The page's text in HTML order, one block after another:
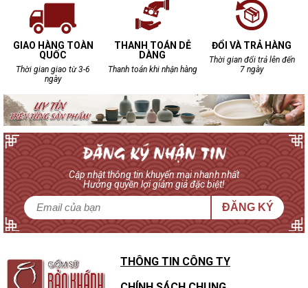
GIAO HÀNG TOÀN
QUỐC
Thời gian giao từ 3-6
ngày
THANH TOÁN DỄ
DÀNG
Thanh toán khi nhận hàng
ĐỔI VÀ TRẢ HÀNG
Thời gian đổi trả lên đến
7 ngày
Cập nhật thông tin khuyến mại nhanh nhất
Hưởng quyền lợi giảm giá đặc biệt!
ĐĂNG KÝ
THÔNG TIN CÔNG TY